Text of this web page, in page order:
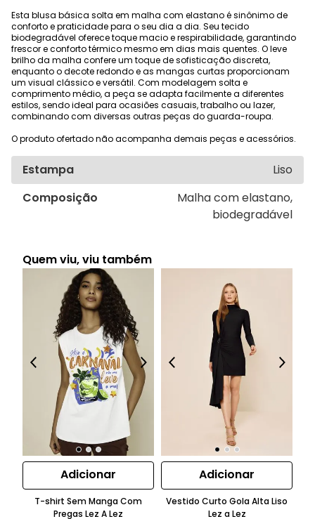
Esta blusa básica solta em malha com elastano é sinônimo de
conforto e praticidade para o seu dia a dia. Seu tecido
biodegradável oferece toque macio e respirabilidade, garantindo
frescor e conforto térmico mesmo em dias mais quentes. O leve
brilho da malha confere um toque de sofisticação discreta,
enquanto o decote redondo e as mangas curtas proporcionam
um visual clássico e versátil. Com modelagem solta e
comprimento médio, a peça se adapta facilmente a diferentes
estilos, sendo ideal para ocasiões casuais, trabalho ou lazer,
combinando com diversas outras peças do guarda-roupa.
O produto ofertado não acompanha demais peças e acessórios.
Estampa
Liso
Composição
Malha com elastano,
biodegradável
Quem viu, viu também
Adicionar
T-shirt Sem Manga Com
Pregas Lez A Lez
Adicionar
Vestido Curto Gola Alta Liso
Lez a Lez